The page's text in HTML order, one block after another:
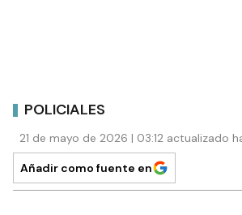
POLICIALES
21 de mayo de 2026 | 03:12 actualizado
Añadir como fuente en